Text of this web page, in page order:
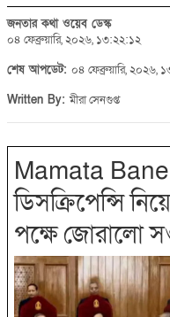
জনতার কথা ওয়েব ডেস্ক
০৪ ফেব্রুয়ারি, ২০২৬, ১৩:২২:১২
শেষ আপডেট: ০৪ ফেব্রুয়ারি, ২০২৬,
Written By:মীরা সেনগুপ্ত
Mamata
ডিসক্রিপেন্সি
পক্ষে জোরালো